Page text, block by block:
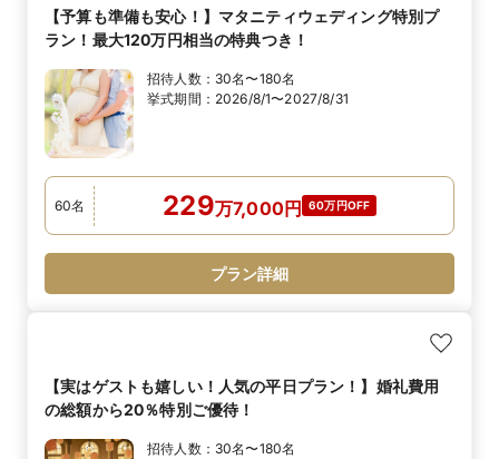
【予算も準備も安心！】マタニティウェディング特別プ
ラン！最大120万円相当の特典つき！
招待人数： 30名〜180名
挙式期間： 2026/8/1〜2027/8/31
60名 229万7,000円 60万円OFF
プラン詳細
【実はゲストも嬉しい！人気の平日プラン！】婚礼費用
の総額から20％特別ご優待！
招待人数： 30名〜180名